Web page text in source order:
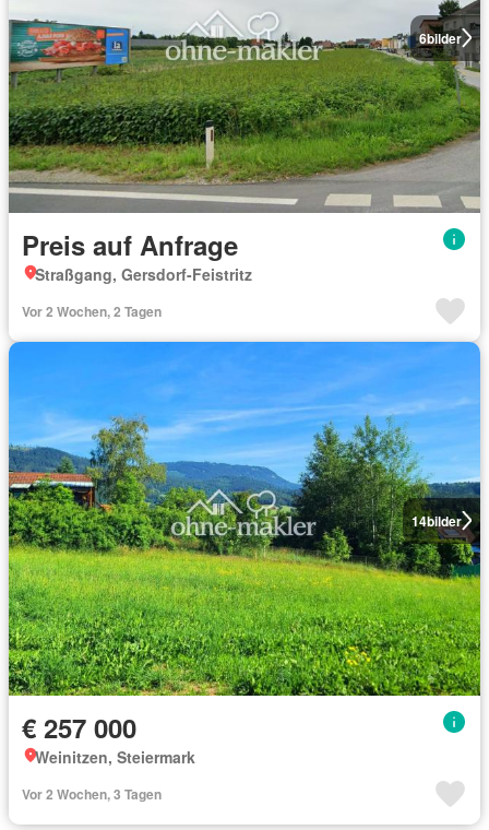
6bilder
Preis auf Anfrage
Straßgang, Gersdorf-Feistritz
Vor 2 Wochen, 2 Tagen
14bilder
€ 257 000
Weinitzen, Steiermark
Vor 2 Wochen, 3 Tagen